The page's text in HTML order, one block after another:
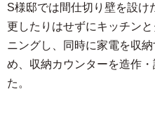
S様邸では間仕切り壁を設け
更したりはせずにキッチン
ニングし、同時に家電を収
め、収納カウンターを造作
た。